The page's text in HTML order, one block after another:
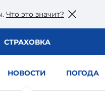
Что это значит?
СТРАХОВКА
НОВОСТИ ПОГОДА